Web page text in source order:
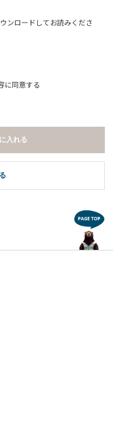
ンロードしてお読みくださ
に同意する
入れる